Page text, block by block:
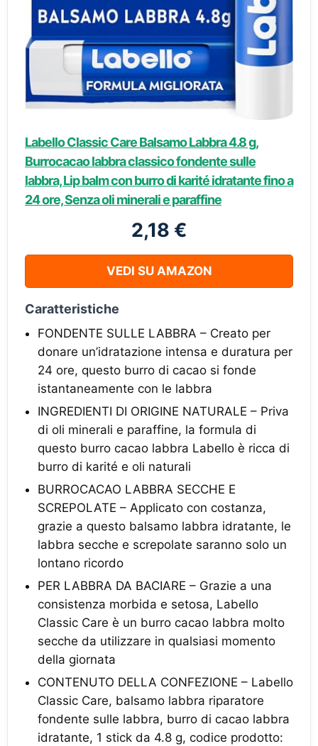
Labello Classic Care Balsamo Labbra 4.8 g,
Burrocacao labbra classico fondente sulle
labbra, Lip balm con burro di karité idratante fino a
24 ore, Senza oli minerali e paraffine
2,18 €
VEDI SU AMAZON
Caratteristiche
FONDENTE SULLE LABBRA – Creato per
donare un’idratazione intensa e duratura per
24 ore, questo burro di cacao si fonde
istantaneamente con le labbra
INGREDIENTI DI ORIGINE NATURALE – Priva
di oli minerali e paraffine, la formula di
questo burro cacao labbra Labello è ricca di
burro di karité e oli naturali
BURROCACAO LABBRA SECCHE E
SCREPOLATE – Applicato con costanza,
grazie a questo balsamo labbra idratante, le
labbra secche e screpolate saranno solo un
lontano ricordo
PER LABBRA DA BACIARE – Grazie a una
consistenza morbida e setosa, Labello
Classic Care è un burro cacao labbra molto
secche da utilizzare in qualsiasi momento
della giornata
CONTENUTO DELLA CONFEZIONE – Labello
Classic Care, balsamo labbra riparatore
fondente sulle labbra, burro di cacao labbra
idratante, 1 stick da 4.8 g, codice prodotto: